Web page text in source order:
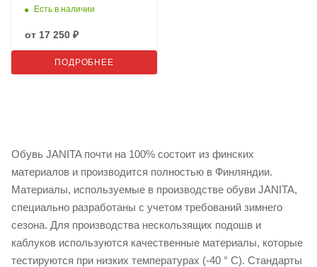
Есть в наличии
от 17 250 ₽
ПОДРОБНЕЕ
Обувь JANITA почти на 100% состоит из финских
материалов и производится полностью в Финляндии.
Материалы, используемые в производстве обуви JANITA,
специально разработаны с учетом требований зимнего
сезона. Для производства нескользящих подошв и
каблуков используются качественные материалы, которые
тестируются при низких температурах (-40 ° С). Стандарты